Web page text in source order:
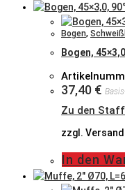
Bogen,
Bogen,
37,40 €
Zu den
zzgl.
In den